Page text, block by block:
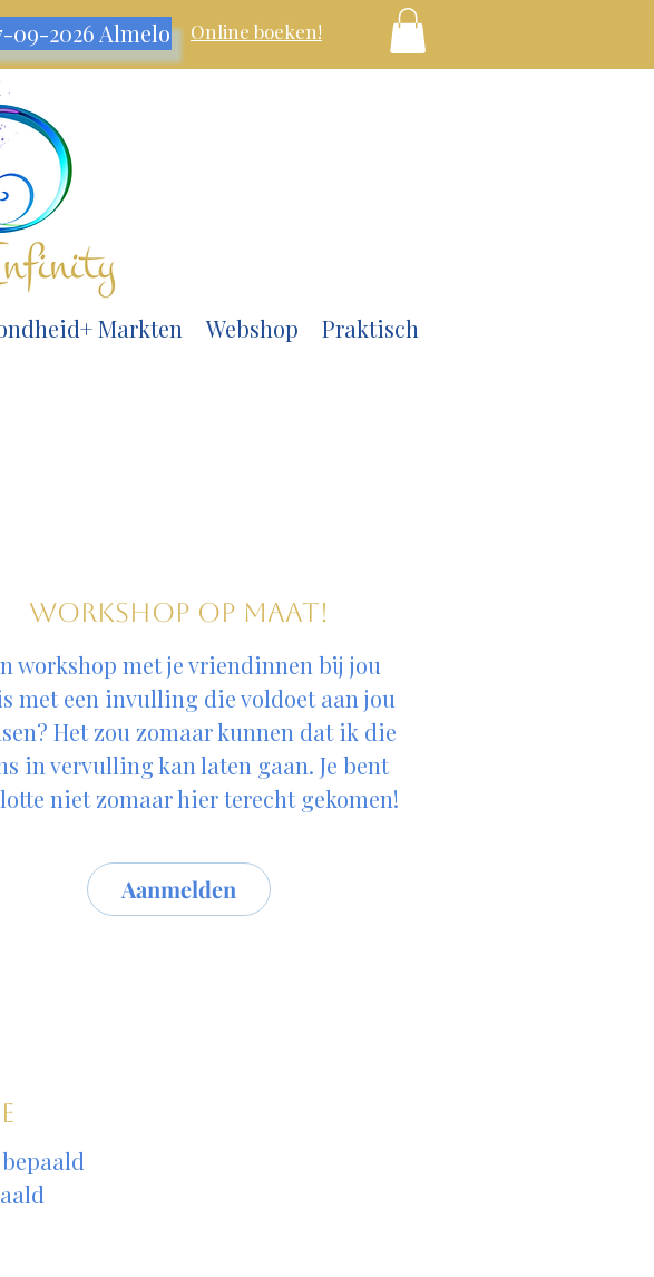
09-2026 Almelo Online boeken!
Markten Webshop Praktisch
Workshop op maat!
workshop met je vriendinnen bij jou
met een invulling die voldoet aan jou
Het zou zomaar kunnen dat ik die
in vervulling kan laten gaan. Je bent
niet zomaar hier terecht gekomen!
Aanmelden